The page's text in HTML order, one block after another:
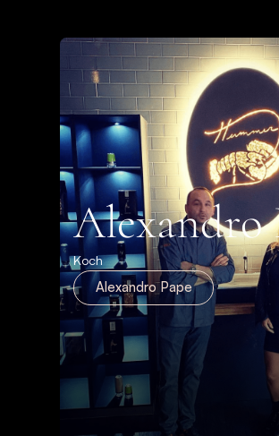
Alexandro
Koch
Alexandro Pape